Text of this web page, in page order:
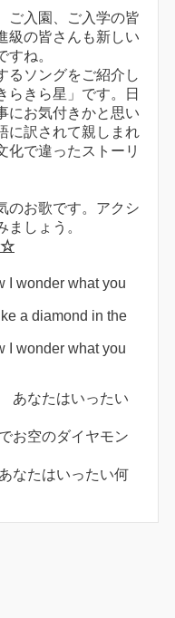
ご入園、ご入学の皆
級の皆さんも新しい
ね。
るソングをご紹介し
らきら星」です。日
にお気付きかと思い
に訳されて親しまれ
化で違ったストーリ
のお歌です。アクシ
ましょう。
☆
I wonder what you
a diamond in the
I wonder what you
なたはいったい
お空のダイヤモン
なたはいったい何